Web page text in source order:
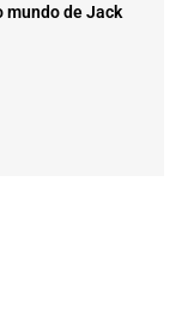
mundo de Jack